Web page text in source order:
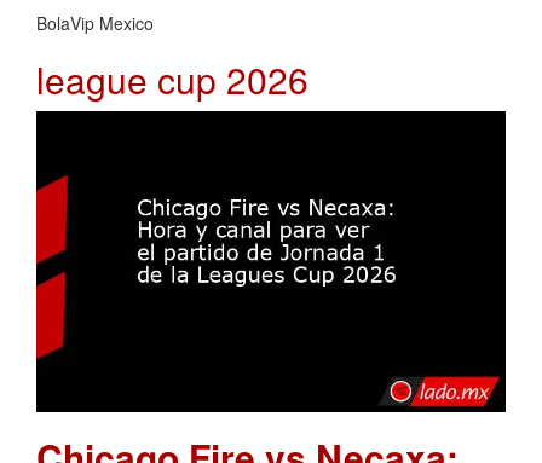
BolaVip Mexico
league cup 2026